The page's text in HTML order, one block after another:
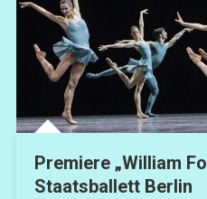
Premiere „William
Staatsballett Berlin